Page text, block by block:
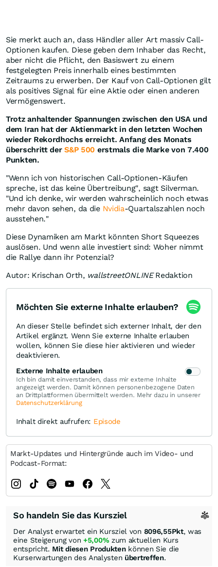
Sie merkt auch an, dass Händler aller Art massiv Call-
Optionen kaufen. Diese geben dem Inhaber das Recht,
aber nicht die Pflicht, den Basiswert zu einem
festgelegten Preis innerhalb eines bestimmten
Zeitraums zu erwerben. Der Kauf von Call-Optionen gilt
als positives Signal für eine Aktie oder einen anderen
Vermögenswert.
Trotz anhaltender Spannungen zwischen den USA und
dem Iran hat der Aktienmarkt in den letzten Wochen
wieder Rekordhochs erreicht. Anfang des Monats
überschritt derS&P 500 erstmals die Marke von 7.400
Punkten.
"Wenn ich von historischen Call-Optionen-Käufen
spreche, ist das keine Übertreibung", sagt Silverman.
"Und ich denke, wir werden wahrscheinlich noch etwas
mehr davon sehen, da die Nvidia-Quartalszahlen noch
ausstehen."
Diese Dynamiken am Markt könnten Short Squeezes
auslösen. Und wenn alle investiert sind: Woher nimmt
die Rallye dann ihr Potenzial?
Autor: Krischan Orth, wallstreetONLINERedaktion
Möchten Sie externe Inhalte erlauben?
An dieser Stelle befindet sich externer Inhalt, der den
Artikel ergänzt. Wenn Sie externe Inhalte erlauben
wollen, können Sie diese hier aktivieren und wieder
deaktivieren.
Externe Inhalte erlauben
Ich bin damit einverstanden, dass mir externe Inhalte
angezeigt werden. Damit können personenbezogene Daten
an Drittplattformen übermittelt werden. Mehr dazu in unserer
Datenschutzerklärung
Inhalt direkt aufrufen: Episode
Markt-Updates und Hintergründe auch im Video- und
Podcast-Format:
So handeln Sie das Kursziel
Der Analyst erwartet ein Kursziel von 8096,55Pkt, was
eine Steigerung von +5,00% zum aktuellen Kurs
entspricht. Mit diesen Produktenkönnen Sie die
Kurserwartungen des Analysten übertreffen.